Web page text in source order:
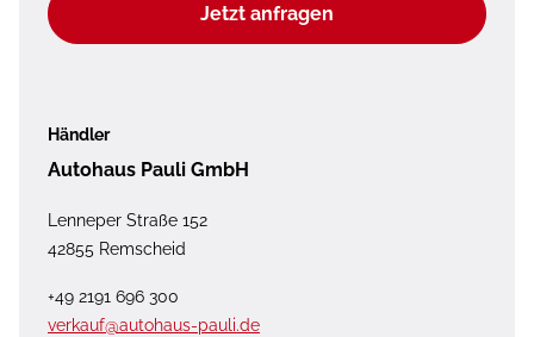
Jetzt anfragen
Händler
Autohaus Pauli GmbH
Lenneper Straße 152
42855 Remscheid
+49 2191 696 300
verkauf@autohaus-pauli.de